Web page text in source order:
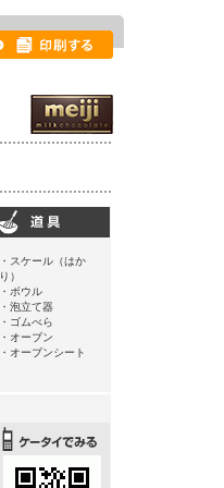
・スケール（はか
り）
・ボウル
・泡立て器
・ゴムべら
・オーブン
・オーブンシート